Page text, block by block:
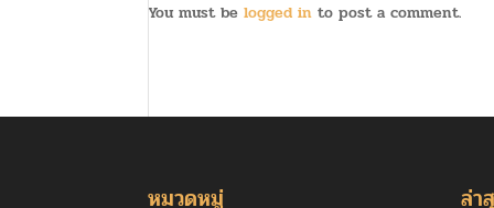
You must belogged in to post a comment.
หมวดหมู่ ล่า